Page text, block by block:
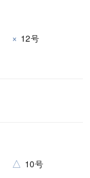
× 12号
△ 10号